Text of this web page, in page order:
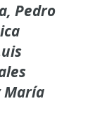
Pedro
María